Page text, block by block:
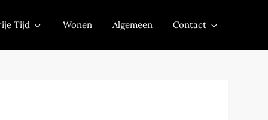
Tijd Wonen Algemeen Contact